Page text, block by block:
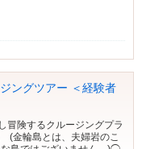
ングツアー ＜経験者
冒険するクルージングプラ
(金輪島とは、夫婦岩のこ